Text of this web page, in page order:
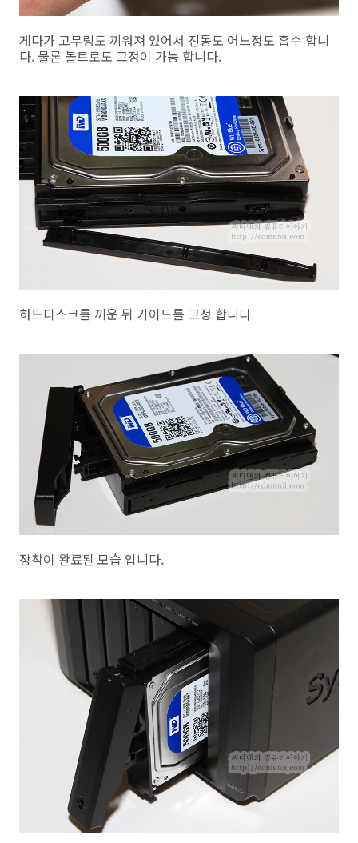
게다가 고무링도 끼워져 있어서 진동도 어느정도 흡수 합니
다. 물론 볼트로도 고정이 가능 합니다.
하드디스크를 끼운 뒤 가이드를 고정 합니다.
장착이 완료된 모습 입니다.